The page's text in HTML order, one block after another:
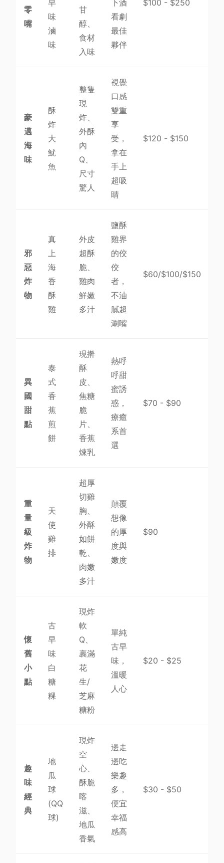
零
嘴
早
味
滷
味
甘
醇、
食材
入味
下酒
看劇
最佳
夥伴
$100 - $250
豪
邁
海
味
酥
炸
大
魷
魚
整隻
現
炸、
外酥
內
Q、
尺寸
驚人
視覺
口感
雙重
享
受，
拿在
手上
超吸
睛
$120 - $150
邪
惡
炸
物
真
上
海
香
酥
雞
外皮
超酥
脆、
雞肉
鮮嫩
多汁
鹽酥
雞界
的佼
佼
者，
不油
膩超
涮嘴
$60/$100/$150
異
國
甜
點
泰
式
香
蕉
煎
餅
現擀
酥
皮、
焦糖
脆
片、
香蕉
煉乳
熱呼
呼甜
蜜誘
惑，
療癒
系首
選
$70 - $90
重
量
級
炸
物
天
使
雞
排
超厚
切雞
胸、
外酥
如餅
乾、
肉嫩
多汁
顛覆
想像
的厚
度與
嫩度
$90
懷
舊
小
點
古
早
味
白
糖
粿
現炸
軟
Q、
裹滿
花
生/
芝麻
糖粉
單純
古早
味，
溫暖
人心
$20 - $25
趣
味
經
典
地
瓜
球
(QQ
球)
現炸
空
心、
酥脆
喀
滋、
地瓜
香氣
邊走
邊吃
樂趣
多，
便宜
幸福
感高
$30 - $50